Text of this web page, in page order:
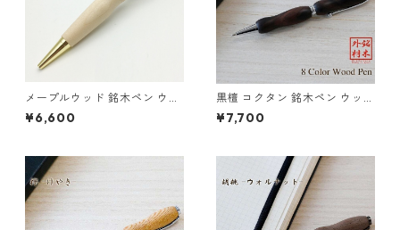
メープルウッド 銘木ペン ウッ
ド 木のボールペン クロスタイ
プ TWD1703
¥6,600
黒檀 コクタン 銘木ペン ウッド
木のボールペン クロスタイプ
TWD1601
¥7,700